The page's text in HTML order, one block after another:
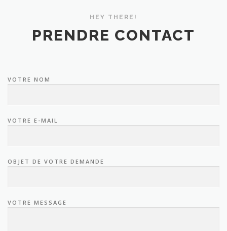
HEY THERE!
PRENDRE CONTACT
VOTRE NOM
VOTRE E-MAIL
OBJET DE VOTRE DEMANDE
VOTRE MESSAGE